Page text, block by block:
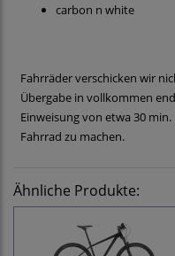
carbon n white
Fahrräder verschicken wir
Übergabe in vollkommen
Einweisung von etwa 30
Fahrrad zu machen.
Ähnliche Produkte: